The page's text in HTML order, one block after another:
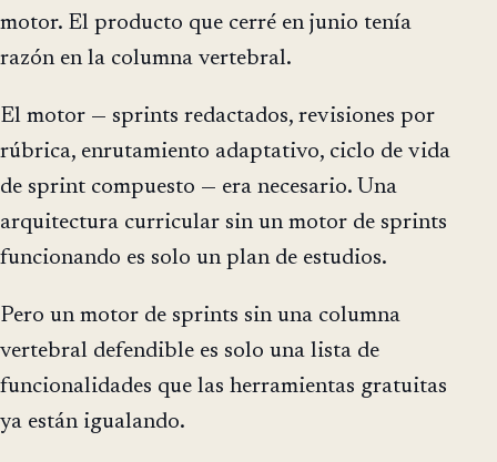
motor. El producto que cerré en junio tenía
razón en la columna vertebral.
El motor — sprints redactados, revisiones por
rúbrica, enrutamiento adaptativo, ciclo de vida
de sprint compuesto — era necesario. Una
arquitectura curricular sin un motor de sprints
funcionando es solo un plan de estudios.
Pero un motor de sprints sin una columna
vertebral defendible es solo una lista de
funcionalidades que las herramientas gratuitas
ya están igualando.